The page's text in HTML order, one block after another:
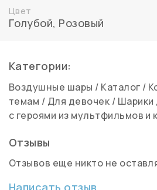
Цвет
Голубой, Розовый
Категории:
Воздушные шары / Каталог /
темам / Для девочек / Шарики
с героями из мультфильмов и
Отзывы
Отзывов еще никто не